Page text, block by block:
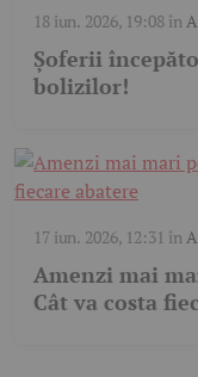
18 iun. 2026, 19:08în
Șoferii
bolizilor!
17 iun. 2026, 12:31 în
Amenzi mai
Cât va costa